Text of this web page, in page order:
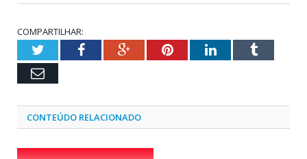
COMPARTILHAR:
TwitterFacebookGoogle+PinterestLinkedInTumblr
Email
CONTEÚDO RELACIONADO